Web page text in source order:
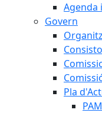
Agenda
Govern
Pla